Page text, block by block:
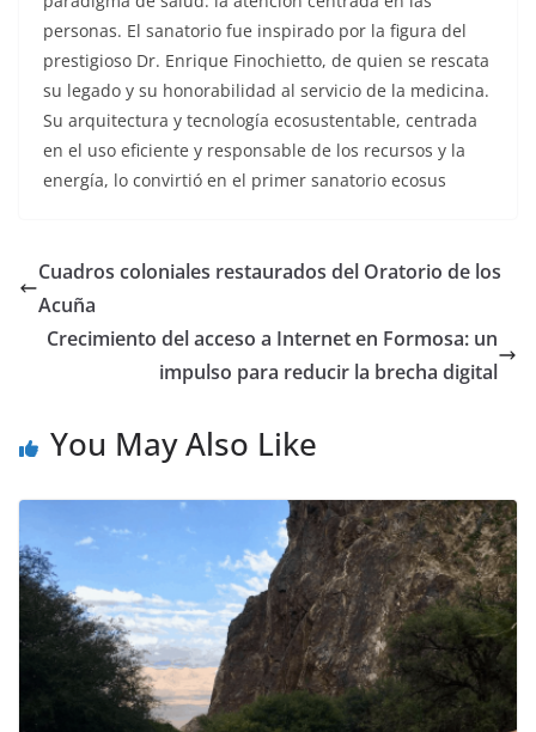
personas. El sanatorio fue inspirado por la figura del
prestigioso Dr. Enrique Finochietto, de quien se rescata
su legado y su honorabilidad al servicio de la medicina.
Su arquitectura y tecnología ecosustentable, centrada
en el uso eficiente y responsable de los recursos y la
energía, lo convirtió en el primer sanatorio ecosus
Cuadros coloniales restaurados del Oratorio de los
Acuña
Crecimiento del acceso a Internet en Formosa: un
impulso para reducir la brecha digital
You May Also Like